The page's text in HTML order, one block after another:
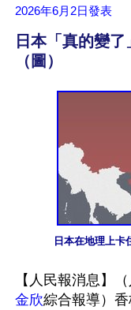
2026年6月2日發表
日本「真的變
（圖）
日本在地理上卡
【人民報消息】
金欣綜合報導）